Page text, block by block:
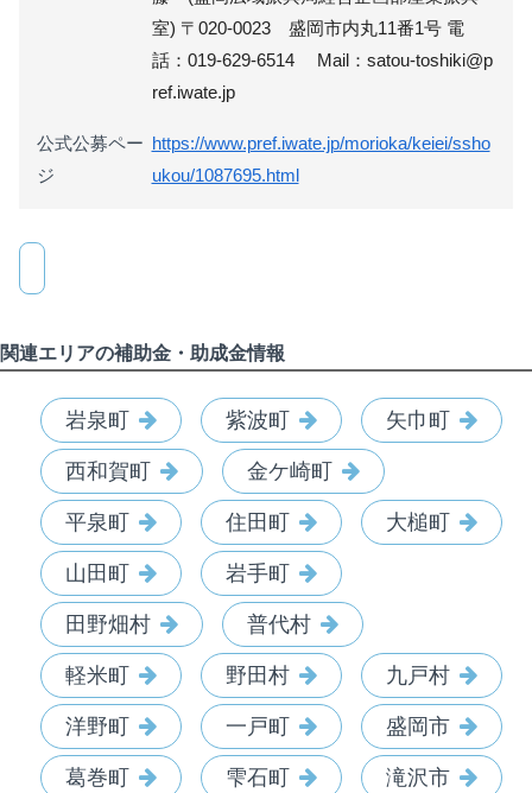
室) 〒020-0023 盛岡市内丸11番1号 電
話：019-629-6514 Mail：satou-toshiki@p
ref.iwate.jp
公式公募ペー
ジ
https://www.pref.iwate.jp/morioka/keiei/ssho
ukou/1087695.html
関連エリアの補助金・助成金情報
岩泉町 紫波町 矢巾町
西和賀町 金ケ崎町
平泉町 住田町 大槌町
山田町 岩手町
田野畑村 普代村
軽米町 野田村 九戸村
洋野町 一戸町 盛岡市
葛巻町 雫石町 滝沢市